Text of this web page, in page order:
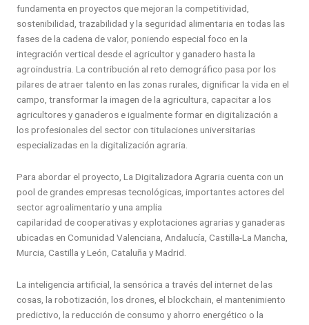
fundamenta en proyectos que mejoran la competitividad,
sostenibilidad, trazabilidad y la seguridad alimentaria en todas las
fases de la cadena de valor, poniendo especial foco en la
integración vertical desde el agricultor y ganadero hasta la
agroindustria. La contribución al reto demográfico pasa por los
pilares de atraer talento en las zonas rurales, dignificar la vida en el
campo, transformar la imagen de la agricultura, capacitar a los
agricultores y ganaderos e igualmente formar en digitalización a
los profesionales del sector con titulaciones universitarias
especializadas en la digitalización agraria.
Para abordar el proyecto, La Digitalizadora Agraria cuenta con un
pool de grandes empresas tecnológicas, importantes actores del
sector agroalimentario y una amplia
capilaridad de cooperativas y explotaciones agrarias y ganaderas
ubicadas en Comunidad Valenciana, Andalucía, Castilla-La Mancha,
Murcia, Castilla y León, Cataluña y Madrid.
La inteligencia artificial, la sensórica a través del internet de las
cosas, la robotización, los drones, el blockchain, el mantenimiento
predictivo, la reducción de consumo y ahorro energético o la